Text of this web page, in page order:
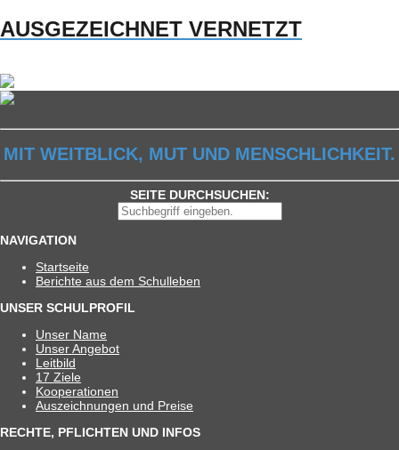
AUSGEZEICHNET VERNETZT
MIT WEITBLICK, MUT UND MENSCHLICHKEIT.
SEITE DURCHSUCHEN:
NAVIGATION
Start­seite
Berichte aus dem Schulleben
UNSER SCHULPROFIL
Unser Name
Unser Ange­bot
Leit­bild
17 Ziele
Koope­ra­tio­nen
Aus­zeich­nun­gen und Preise
RECHTE, PFLICHTEN UND INFOS